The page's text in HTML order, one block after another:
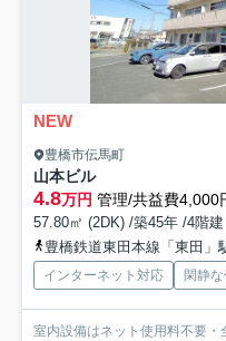
NEW
豊橋市伝馬町
山本ビル
4.8万円 管理/共益費4,000
57.80㎡ (2DK) /築45年 /4階建
豊橋鉄道東田本線「東田」
インターネット対応 閑静
室内設備はネット使用料不要